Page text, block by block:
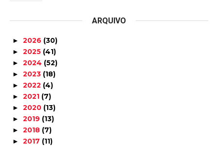
ARQUIVO
► 2026 (30)
► 2025 (41)
► 2024 (52)
► 2023 (18)
► 2022 (4)
► 2021 (7)
► 2020 (13)
► 2019 (13)
► 2018 (7)
► 2017 (11)